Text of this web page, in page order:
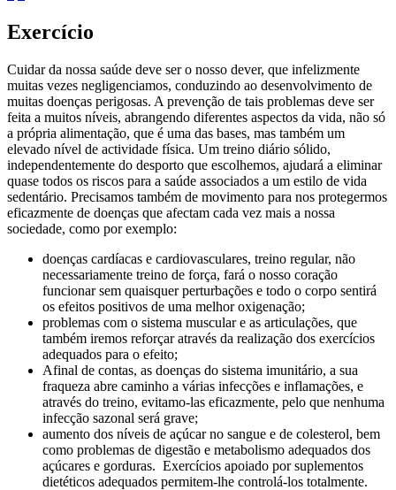
Exercício
Cuidar da nossa saúde deve ser o nosso dever, que infelizmente
muitas vezes negligenciamos, conduzindo ao desenvolvimento de
muitas doenças perigosas. A prevenção de tais problemas deve ser
feita a muitos níveis, abrangendo diferentes aspectos da vida, não só
a própria alimentação, que é uma das bases, mas também um
elevado nível de actividade física. Um treino diário sólido,
independentemente do desporto que escolhemos, ajudará a eliminar
quase todos os riscos para a saúde associados a um estilo de vida
sedentário. Precisamos também de movimento para nos protegermos
eficazmente de doenças que afectam cada vez mais a nossa
sociedade, como por exemplo:
doenças cardíacas e cardiovasculares, treino regular, não
necessariamente treino de força, fará o nosso coração
funcionar sem quaisquer perturbações e todo o corpo sentirá
os efeitos positivos de uma melhor oxigenação;
problemas com o sistema muscular e as articulações, que
também iremos reforçar através da realização dos exercícios
adequados para o efeito;
Afinal de contas, as doenças do sistema imunitário, a sua
fraqueza abre caminho a várias infecções e inflamações, e
através do treino, evitamo-las eficazmente, pelo que nenhuma
infecção sazonal será grave;
aumento dos níveis de açúcar no sangue e de colesterol, bem
como problemas de digestão e metabolismo adequados dos
açúcares e gorduras. Exercícios apoiado por suplementos
dietéticos adequados permitem-lhe controlá-los totalmente.